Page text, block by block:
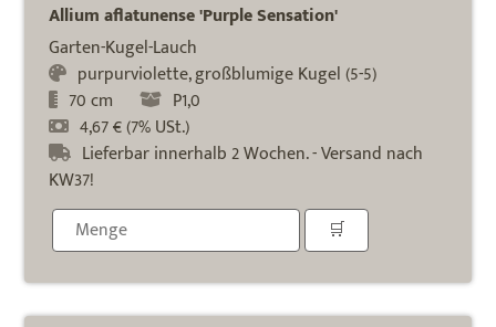
Allium aflatunense 'Purple Sensation'
Garten-Kugel-Lauch
purpurviolette, großblumige Kugel (5-5)
70 cm
P1,0
4,67 € (7% USt.)
Lieferbar innerhalb 2 Wochen. - Versand nach
KW37!